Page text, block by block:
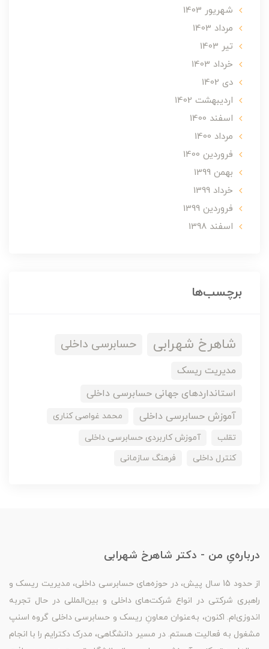
شهریور 1403
مرداد 1403
تير 1403
خرداد 1403
دی 1402
ارديبهشت 1402
اسفند 1400
مرداد 1400
فروردین 1400
بهمن 1399
خرداد 1399
فروردین 1399
اسفند 1398
برچسب‌ها
شاهرخ شهرابی حسابرسی داخلی
مدیریت ریسک
استانداردهای جهانی حسابرسی داخلی
آموزش حسابرسی داخلی
محمد غواصی کناری
تقلب
آموزش کاربردی حسابرسی داخلی
کنترل داخلی
فرهنگ سازمانی
درباره‌یِ من - دکتر شاهرخ شهرابی
از حدود 15 سال پیش، در حوزه‌های حسابرسی داخلی، مدیریت ریسک و
راهبری شرکتی در انواع شرکت‌های داخلی و بین‌المللی در حال تجربه
اندوزی‌ام. اکنون، به‌عنوان معاونِ ریسک و حسابرسی داخلی گروه اسنپ
مشغول به فعالیت هستم. در مسیر دانشگاهی، مدرک دکترایم را با انجام